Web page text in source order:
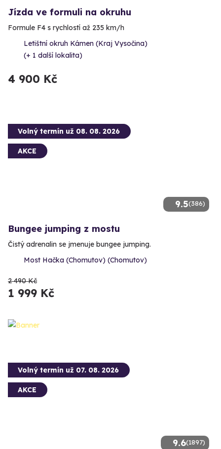
Jízda ve formuli na okruhu
Formule F4 s rychlostí až 235 km/h
Letištní okruh Kámen (Kraj Vysočina)
(+ 1 další lokalita)
4 900 Kč
9.5(386)
Volný termín už 08. 08. 2026
AKCE
Bungee jumping z mostu
Čistý adrenalin se jmenuje bungee jumping.
Most Hačka (Chomutov) (Chomutov)
2 490 Kč
1 999 Kč
9.6(1897)
Volný termín už 07. 08. 2026
AKCE